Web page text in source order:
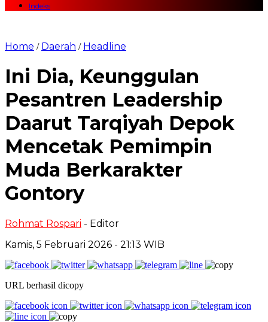
Indeks
Home / Daerah / Headline
Ini Dia, Keunggulan
Pesantren Leadership
Daarut Tarqiyah Depok
Mencetak Pemimpin
Muda Berkarakter
Gontory
Rohmat Rospari - Editor
Kamis, 5 Februari 2026 - 21:13 WIB
URL berhasil dicopy